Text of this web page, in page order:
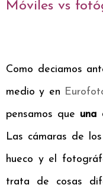
Móviles vs
Como deciamos
medio y en
pensamos que una
Las cámaras de
hueco y el
trata de cosas